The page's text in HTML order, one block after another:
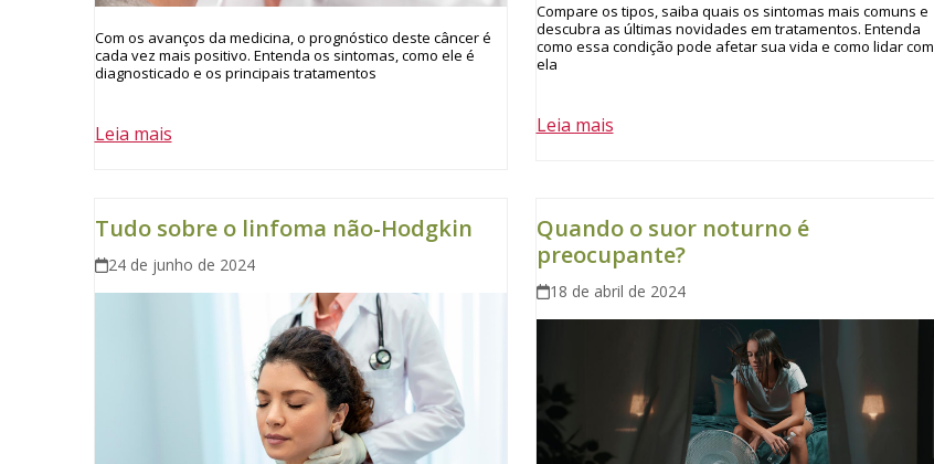
Com os avanços da medicina, o prognóstico deste câncer é
cada vez mais positivo. Entenda os sintomas, como ele é
diagnosticado e os principais tratamentos
Leia mais
Compare os tipos, saiba quais os sintomas mais comuns e
descubra as últimas novidades em tratamentos. Entenda
como essa condição pode afetar sua vida e como lidar com
ela
Leia mais
Tudo sobre o linfoma não-Hodgkin
24 de junho de 2024
Quando o suor noturno é
preocupante?
18 de abril de 2024